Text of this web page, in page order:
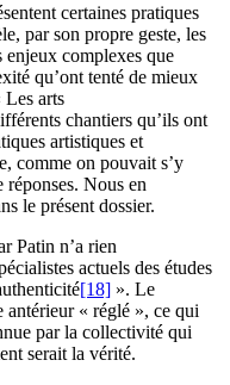
certaines pratiques
par son propre geste, les
complexes que
qu’ont tenté de mieux
Les arts
chantiers qu’ils ont
artistiques et
comme on pouvait s’y
réponses. Nous en
le présent dossier.
Patin n’a rien
actuels des études
[18] ». Le
antérieur « réglé », ce qui
par la collectivité qui
serait la vérité.